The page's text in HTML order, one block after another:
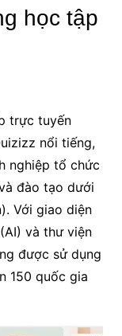
học tập
trực tuyến
nổi tiếng,
nghiệp tổ chức
đào tạo dưới
Với giao diện
và thư viện
được sử dụng
150 quốc gia